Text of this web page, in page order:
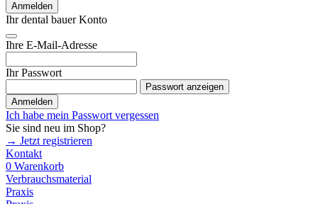
Anmelden
Ihr dental bauer Konto
Ihre E-Mail-Adresse
Ihr Passwort
Passwort anzeigen
Anmelden
Ich habe mein Passwort vergessen
Sie sind neu im Shop?
→ Jetzt registrieren
Kontakt
0 Warenkorb
Verbrauchsmaterial
Praxis